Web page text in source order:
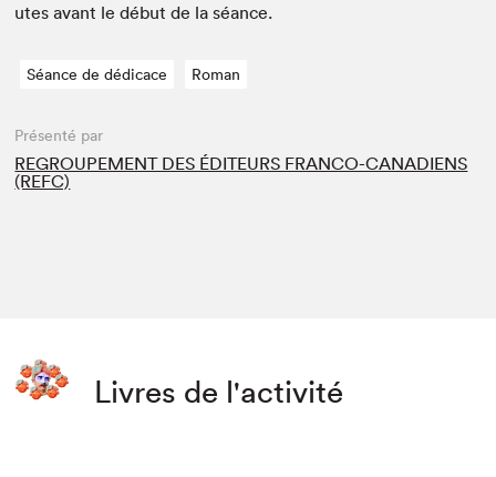
utes avant le début de la séance.
Séance de dédicace Roman
Présenté par
REGROUPEMENT DES ÉDITEURS FRANCO-CANADIENS
(REFC)
Livres de l'activité